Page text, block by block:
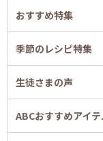
おすすめ特集
季節のレシピ特集
生徒さまの声
ABCおすすめアイテ